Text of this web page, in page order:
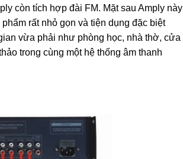
còn tích hợp đài FM. Mặt sau Amply này
rất nhỏ gọn và tiện dụng đặc biệt
vừa phải như phòng học, nhà thờ, cửa
trong cùng một hệ thống âm thanh